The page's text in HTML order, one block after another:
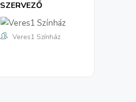
SZERVEZŐ
Veres1 Színház